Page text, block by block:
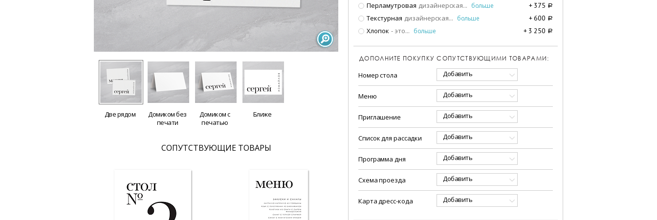
Две рядом
Домиком без
печати
Домиком с
печатью
Ближе
CОПУТСТВУЮЩИЕ ТОВАРЫ
Перламутровая дизайнерская... больше + 375 a
Текстурная дизайнерская... больше + 600 a
Хлопок - это... больше + 3 250 a
ДОПОЛНИТЕ ПОКУПКУ СОПУТСТВУЮЩИМИ ТОВАРАМИ:
Номер стола Добавить
Меню Добавить
Приглашение Добавить
Список для рассадки Добавить
Программа дня Добавить
Схема проезда Добавить
Карта дресс-кода Добавить